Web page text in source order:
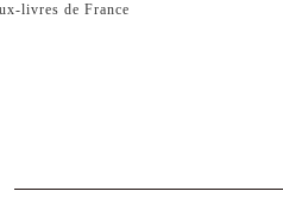
livres de France